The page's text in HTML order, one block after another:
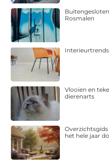
Rosmalen
Vlooien en
dierenarts
het hele jaar